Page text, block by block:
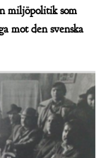
miljöpolitik som
mot den svenska